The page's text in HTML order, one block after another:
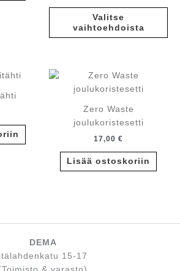
Valitse
vaihtoehdoista
on
Zero Waste
joulukoristesetti
17,00 €
Lisää ostoskoriin
DEMA
Itälahdenkatu 15-17